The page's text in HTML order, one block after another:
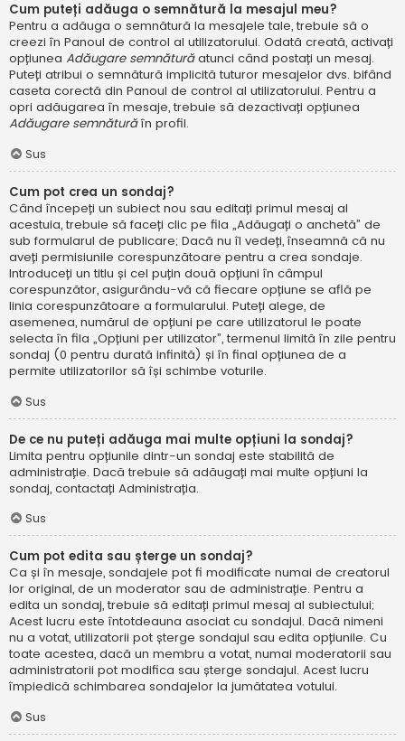
Cum puteți adăuga o semnătură la mesajul meu?
Pentru a adăuga o semnătură la mesajele tale, trebuie să o
creezi în Panoul de control al utilizatorului. Odată creată, activați
opțiunea Adăugare semnăturăatunci când postați un mesaj.
Puteți atribui o semnătură implicită tuturor mesajelor dvs. bifând
caseta corectă din Panoul de control al utilizatorului. Pentru a
opri adăugarea în mesaje, trebuie să dezactivați opțiunea
Adăugare semnăturăîn profil.
Sus
Cum pot crea un sondaj?
Când începeți un subiect nou sau editați primul mesaj al
acestuia, trebuie să faceți clic pe fila „Adăugați o anchetă” de
sub formularul de publicare; Dacă nu îl vedeți, înseamnă că nu
aveți permisiunile corespunzătoare pentru a crea sondaje.
Introduceți un titlu și cel puțin două opțiuni în câmpul
corespunzător, asigurându-vă că fiecare opțiune se află pe
linia corespunzătoare a formularului. Puteți alege, de
asemenea, numărul de opțiuni pe care utilizatorul le poate
selecta în fila „Opțiuni per utilizator”, termenul limită în zile pentru
sondaj (0 pentru durată infinită) și în final opțiunea de a
permite utilizatorilor să își schimbe voturile.
Sus
De ce nu puteți adăuga mai multe opțiuni la sondaj?
Limita pentru opțiunile dintr-un sondaj este stabilită de
administrație. Dacă trebuie să adăugați mai multe opțiuni la
sondaj, contactați Administrația.
Sus
Cum pot edita sau șterge un sondaj?
Ca și în mesaje, sondajele pot fi modificate numai de creatorul
lor original, de un moderator sau de administrație. Pentru a
edita un sondaj, trebuie să editați primul mesaj al subiectului;
Acest lucru este întotdeauna asociat cu sondajul. Dacă nimeni
nu a votat, utilizatorii pot șterge sondajul sau edita opțiunile. Cu
toate acestea, dacă un membru a votat, numai moderatorii sau
administratorii pot modifica sau șterge sondajul. Acest lucru
împiedică schimbarea sondajelor la jumătatea votului.
Sus